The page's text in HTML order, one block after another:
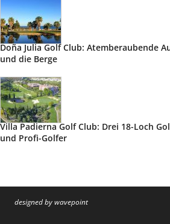
Doña Julia Golf Club: Atemberaubende
und die Berge
Villa Padierna Golf Club: Drei 18-Loch
und Profi-Golfer
designed by wavepoint